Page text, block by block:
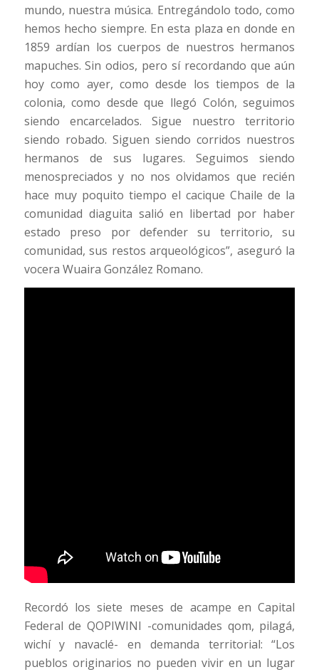
mundo, nuestra música. Entregándolo todo, como
hemos hecho siempre. En esta plaza en donde en
1859 ardían los cuerpos de nuestros hermanos
mapuches. Sin odios, pero sí recordando que aún
hoy como ayer, como desde los tiempos de la
colonia, como desde que llegó Colón, seguimos
siendo encarcelados. Sigue nuestro territorio
siendo robado. Siguen siendo corridos nuestros
hermanos de sus lugares. Seguimos siendo
menospreciados y no nos olvidamos que recién
hace muy poquito tiempo el cacique Chaile de la
comunidad diaguita salió en libertad por haber
estado preso por defender su territorio, su
comunidad, sus restos arqueológicos”, aseguró la
vocera Wuaira González Romano.
Recordó los siete meses de acampe en Capital
Federal de QOPIWINI -comunidades qom, pilagá,
wichí y navaclé- en demanda territorial: “Los
pueblos originarios no pueden vivir en un lugar